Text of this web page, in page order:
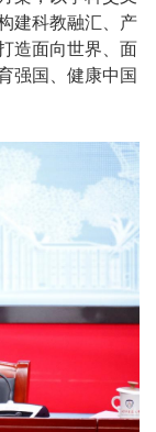
建科教融汇、产
造面向世界、面
强国、健康中国